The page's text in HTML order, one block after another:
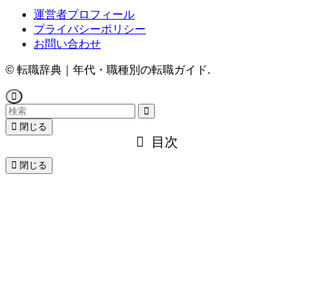
運営者プロフィール
プライバシーポリシー
お問い合わせ
© 転職辞典｜年代・職種別の転職ガイド.
閉じる
目次
閉じる